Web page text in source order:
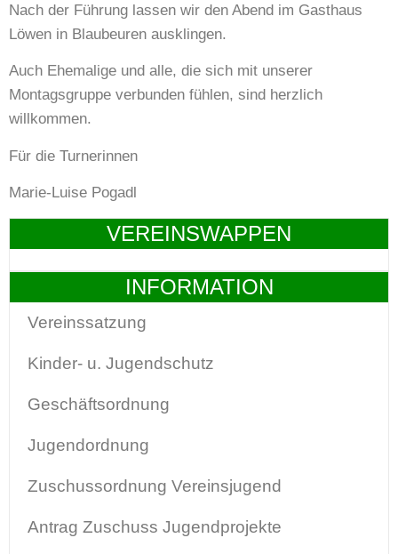
Nach der Führung lassen wir den Abend im Gasthaus
Löwen in Blaubeuren ausklingen.
Auch Ehemalige und alle, die sich mit unserer
Montagsgruppe verbunden fühlen, sind herzlich
willkommen.
Für die Turnerinnen
Marie-Luise Pogadl
VEREINSWAPPEN
INFORMATION
Vereinssatzung
Kinder- u. Jugendschutz
Geschäftsordnung
Jugendordnung
Zuschussordnung Vereinsjugend
Antrag Zuschuss Jugendprojekte